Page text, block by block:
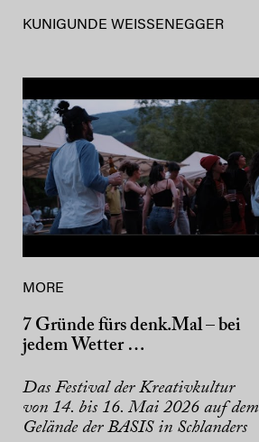
KUNIGUNDE WEISSENEGGER
MORE
7 Gründe fürs denk.Mal – bei
jedem Wetter …
Das Festival der Kreativkultur
von 14. bis 16. Mai 2026 auf dem
Gelände der BASIS in Schlanders